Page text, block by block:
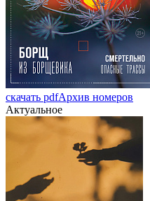
скачать pdfАрхив номеров
Актуальное